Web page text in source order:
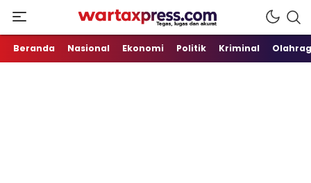
WartaXpress
Tegas, Lugas dan Akurat
Beranda Nasional Ekonomi Politik Kriminal